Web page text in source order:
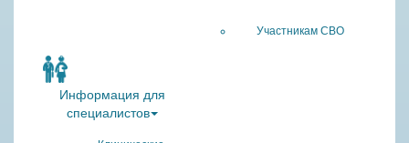
Участникам СВО
Информация для
специалистов